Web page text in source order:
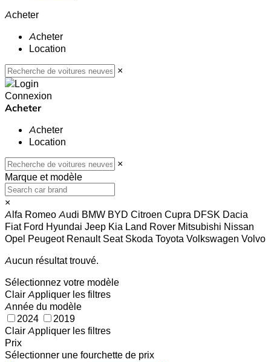
Acheter
Acheter
Location
×
Connexion
Acheter
Acheter
Location
×
Marque et modèle
×
Alfa RomeoAudi BMW BYD Citroen Cupra DFSK Dacia
Fiat Ford Hyundai Jeep Kia Land Rover Mitsubishi Nissan
Opel Peugeot Renault Seat Skoda Toyota Volkswagen Volvo
Aucun résultat trouvé.
Sélectionnez votre modèle
Clair Appliquer les filtres
Année du modèle
2024
2019
Clair Appliquer les filtres
Prix
Sélectionner une fourchette de prix